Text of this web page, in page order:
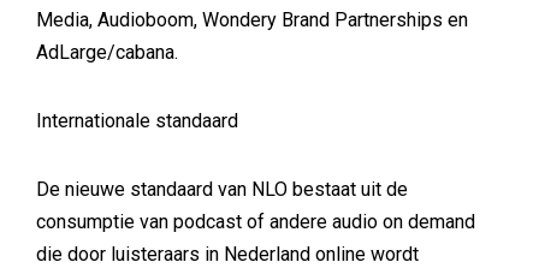
Media, Audioboom, Wondery Brand Partnerships en
AdLarge/cabana.
Internationale standaard
De nieuwe standaard van NLO bestaat uit de
consumptie van podcast of andere audio on demand
die door luisteraars in Nederland online wordt